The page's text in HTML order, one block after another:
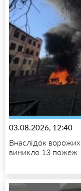
03.08.2026, 12:40
Внаслідок ворожих
виникло 13 пожеж